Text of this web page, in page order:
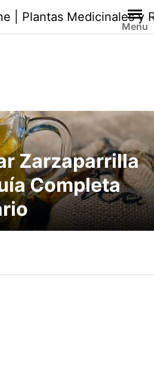
| Plantas Medicinales y
Menu
Zarzaparrilla
Completa